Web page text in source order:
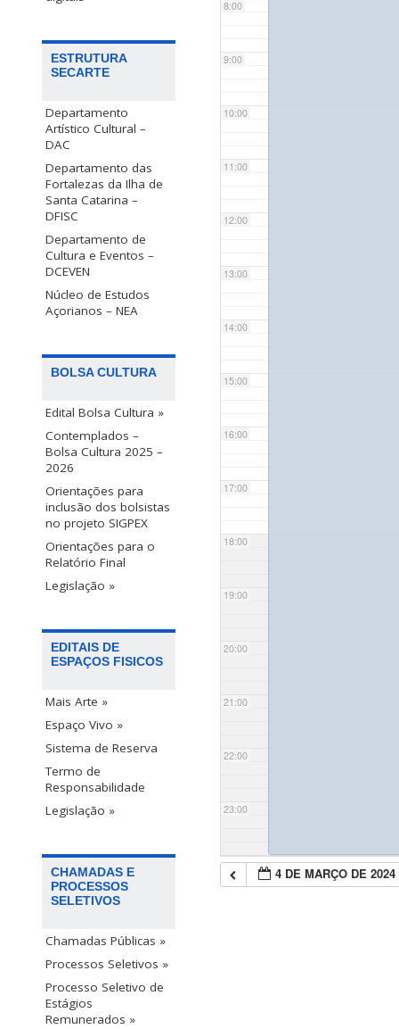
ESTRUTURA
SECARTE
Departamento
Artístico Cultural –
DAC
Departamento das
Fortalezas da Ilha de
Santa Catarina –
DFISC
Departamento de
Cultura e Eventos –
DCEVEN
Núcleo de Estudos
Açorianos – NEA
BOLSA CULTURA
Edital Bolsa Cultura »
Contemplados –
Bolsa Cultura 2025 –
2026
Orientações para
inclusão dos bolsistas
no projeto SIGPEX
Orientações para o
Relatório Final
Legislação »
EDITAIS DE
ESPAÇOS FISICOS
Mais Arte »
Espaço Vivo »
Sistema de Reserva
Termo de
Responsabilidade
Legislação »
CHAMADAS E
PROCESSOS
SELETIVOS
Chamadas Públicas »
Processos Seletivos »
Processo Seletivo de
Estágios
Remunerados »
8:00
9:00
10:00
11:00
12:00
13:00
14:00
15:00
16:00
17:00
18:00
19:00
20:00
21:00
22:00
23:00
4 DE MARÇO DE 2024